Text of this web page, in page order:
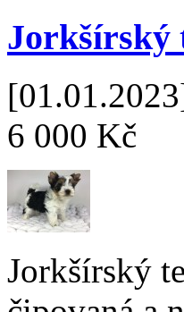
Jorkšírský
6 000 Kč
Jorkšírský